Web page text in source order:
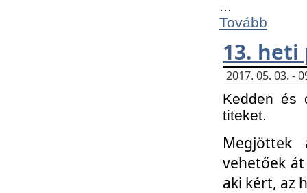
Tovább
13.
2017. 05. 03. -
Kedden és
titeket.
Megjöttek
vehetőek
aki kért, az